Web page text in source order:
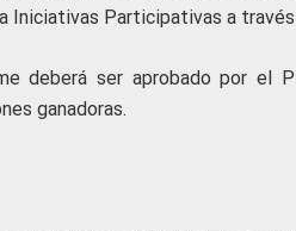
Iniciativas Participativas a
deberá ser aprobado por el
ganadoras.